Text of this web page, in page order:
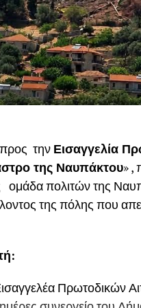
την Εισαγγελία
της Ναυπάκτου» ,
πολιτών της
της πόλης που
Πρωτοδικών